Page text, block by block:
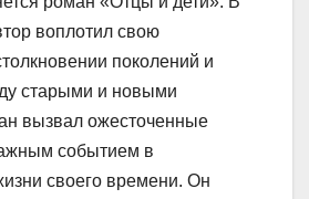
воплотил свою
поколений и
старыми и новыми
вызвал ожесточенные
событием в
своего времени. Он